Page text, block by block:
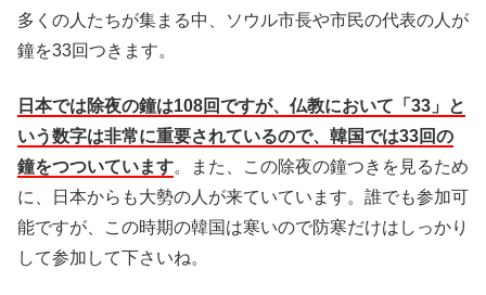
多くの人たちが集まる中、ソウル市長や市民の代表の人が
鐘を33回つきます。
日本では除夜の鐘は108回ですが、仏教において「33」と
いう数字は非常に重要されているので、韓国では33回の
鐘をつついています。また、この除夜の鐘つきを見るため
に、日本からも大勢の人が来ていています。誰でも参加可
能ですが、この時期の韓国は寒いので防寒だけはしっかり
して参加して下さいね。